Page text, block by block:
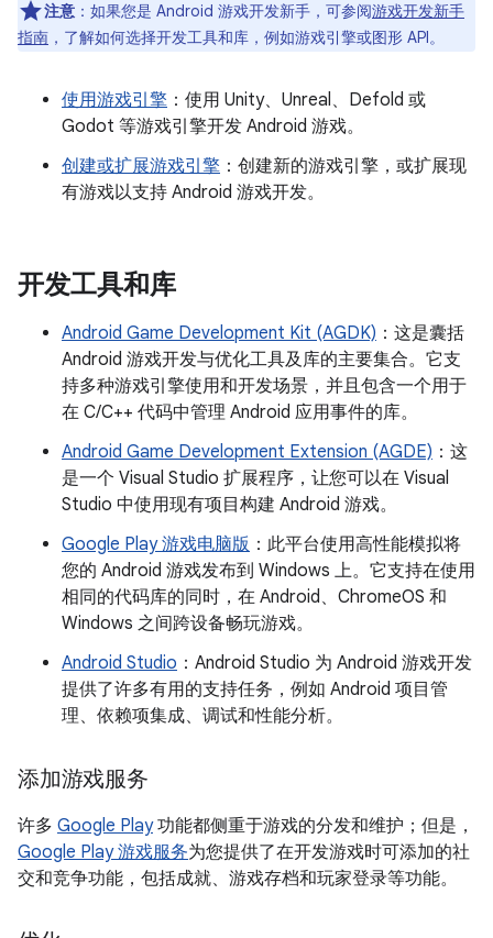
注意 ：如果您是 Android 游戏开发新手，可参阅游戏开发新手
指南 ，了解如何选择开发工具和库，例如游戏引擎或图形 API。
使用游戏引擎 ：使用 Unity、Unreal、Defold 或
Godot 等游戏引擎开发 Android 游戏。
创建或扩展游戏引擎 ：创建新的游戏引擎，或扩展现
有游戏以支持 Android 游戏开发。
开发工具和库
Android Game Development Kit (AGDK) ：这是囊括
Android 游戏开发与优化工具及库的主要集合。它支
持多种游戏引擎使用和开发场景，并且包含一个用于
在 C/C++ 代码中管理 Android 应用事件的库。
Android Game Development Extension (AGDE) ：这
是一个 Visual Studio 扩展程序，让您可以在 Visual
Studio 中使用现有项目构建 Android 游戏。
Google Play 游戏电脑版 ：此平台使用高性能模拟将
您的 Android 游戏发布到 Windows 上。它支持在使用
相同的代码库的同时，在 Android、ChromeOS 和
Windows 之间跨设备畅玩游戏。
Android Studio ：Android Studio 为 Android 游戏开发
提供了许多有用的支持任务，例如 Android 项目管
理、依赖项集成、调试和性能分析。
添加游戏服务
许多 Google Play功能都侧重于游戏的分发和维护；但是，
Google Play 游戏服务为您提供了在开发游戏时可添加的社
交和竞争功能，包括成就、游戏存档和玩家登录等功能。